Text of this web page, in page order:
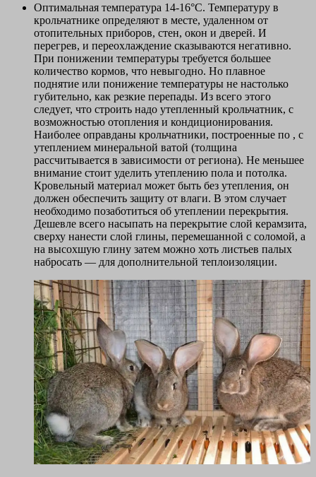
Оптимальная температура 14-16°C. Температуру в
крольчатнике определяют в месте, удаленном от
отопительных приборов, стен, окон и дверей. И
перегрев, и переохлаждение сказываются негативно.
При понижении температуры требуется большее
количество кормов, что невыгодно. Но плавное
поднятие или понижение температуры не настолько
губительно, как резкие перепады. Из всего этого
следует, что строить надо утепленный крольчатник, с
возможностью отопления и кондиционирования.
Наиболее оправданы крольчатники, построенные по , с
утеплением минеральной ватой (толщина
рассчитывается в зависимости от региона). Не меньшее
внимание стоит уделить утеплению пола и потолка.
Кровельный материал может быть без утепления, он
должен обеспечить защиту от влаги. В этом случает
необходимо позаботиться об утеплении перекрытия.
Дешевле всего насыпать на перекрытие слой керамзита,
сверху нанести слой глины, перемешанной с соломой, а
на высохшую глину затем можно хоть листьев палых
набросать — для дополнительной теплоизоляции.